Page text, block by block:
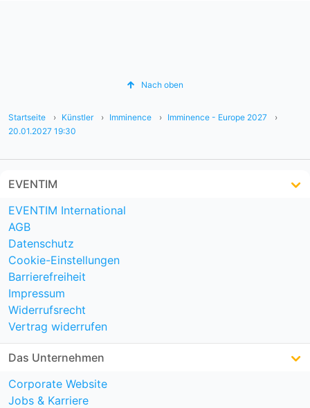
Nach oben
Startseite Künstler Imminence
Imminence - Europe 2027
20.01.2027 19:30
EVENTIM
EVENTIM International
AGB
Datenschutz
Cookie-Einstellungen
Barrierefreiheit
Impressum
Widerrufsrecht
Vertrag widerrufen
Das Unternehmen
Corporate Website
Jobs & Karriere